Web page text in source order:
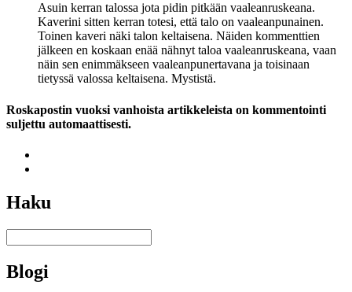
Asuin kerran talossa jota pidin pitkään vaaleanruskeana.
Kaverini sitten kerran totesi, että talo on vaaleanpunainen.
Toinen kaveri näki talon keltaisena. Näiden kommenttien
jälkeen en koskaan enää nähnyt taloa vaaleanruskeana, vaan
näin sen enimmäkseen vaaleanpunertavana ja toisinaan
tietyssä valossa keltaisena. Mystistä.
Roskapostin vuoksi vanhoista artikkeleista on kommentointi
suljettu automaattisesti.
Haku
Blogi